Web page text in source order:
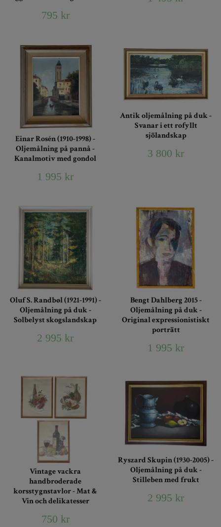
795 kr
Einar Rosén (1910-1998) -
Oljemålning på pannå -
Kanalmotiv med gondol
1 995 kr
Antik oljemålning på duk -
Svanar i ett rofyllt
sjölandskap
3 800 kr
Oluf S. Randbøl (1921-1991) -
Oljemålning på duk -
Solbelyst skogslandskap
2 995 kr
Bengt Dahlberg 2015 -
Oljemålning på duk -
Original expressionistiskt
porträtt
1 995 kr
Vintage vackra
handbroderade
korsstygnstavlor - Mat &
Vin och delikatesser
750 kr
Ryszard Skupin (1930-2005) -
Oljemålning på duk -
Stilleben med frukt
2 995 kr